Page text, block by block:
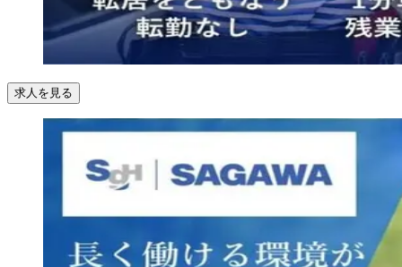
求人を見る